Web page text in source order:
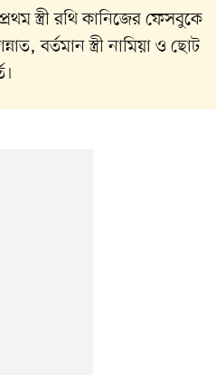
স্ত্রী রথি কানিজের ফেসবুকে
বর্তমান স্ত্রী নামিয়া ও ছোট